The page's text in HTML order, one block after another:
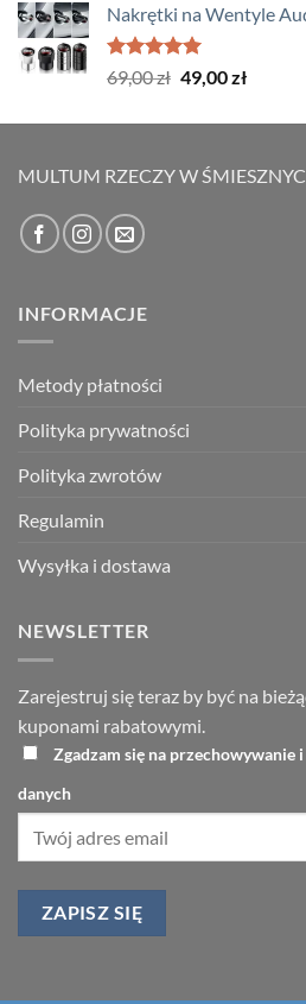
wynosiła:
199,00 zł.
Nakrętki na Wentyle
Oceniono
5.00
69,00zł Pierwotna
wynosiła:
49,00zł
MULTUM RZECZY W
INFORMACJE
Metody płatności
Polityka prywatności
Polityka zwrotów
Regulamin
Wysyłka i dostawa
NEWSLETTER
Zarejestruj się teraz by być na
kuponami rabatowymi.
Zgadzam się na przechowywanie
danych